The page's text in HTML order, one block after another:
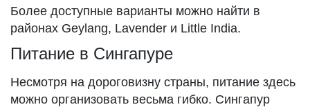
Более доступные варианты можно найти в
районах Geylang, Lavender и Little India.
Питание в Сингапуре
Несмотря на дороговизну страны, питание здесь
можно организовать весьма гибко. Сингапур